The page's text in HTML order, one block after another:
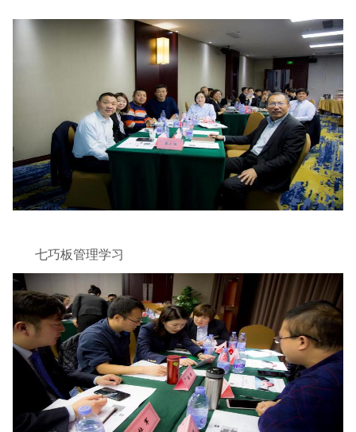
七巧板管理学习